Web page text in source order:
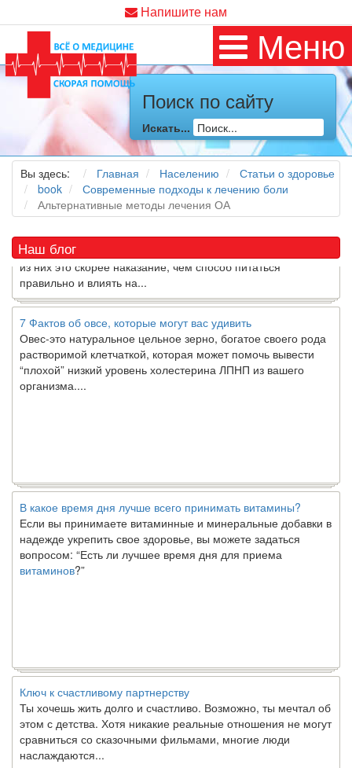
Напишите нам
Меню
Поиск по сайту
Искать...
Вы здесь: Главная Населению
Статьи о здоровье
book
Современные подходы к лечению боли
Альтернативные методы лечения ОА
Наш блог
Как я заболел во время локдауна?
Это странная ситуация: вы соблюдали все меры
предосторожности COVID-19 (вы почти все время дома),
но, тем не менее, вы каким-то образом простудились. Вы
можете задаться...
5 причин обратить внимание на средиземноморскую диету
приходят в нашужизньи быстро исчезают из нее. Многие
из них это скорее наказание, чем способ питаться
правильно и влиять на...
Овес-это натуральное цельное зерно, богатое своего рода
растворимой клетчаткой, которая может помочь вывести
“плохой” низкий уровень холестерина ЛПНП из вашего
организма....
Если вы принимаете витаминные и минеральные добавки в
надежде укрепить свое здоровье, вы можете задаться
вопросом: “Есть ли лучшее время дня для приема
витаминов ?”
Ты хочешь жить долго и счастливо. Возможно, ты мечтал об
этом с детства. Хотя никакие реальные отношения не могут
сравниться со сказочными фильмами, многие люди
наслаждаются...